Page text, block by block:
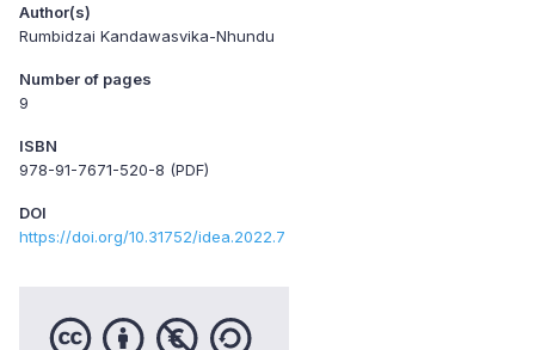
Author(s)
Rumbidzai Kandawasvika-Nhundu
Number of pages
9
ISBN
978-91-7671-520-8 (PDF)
DOI
https://doi.org/10.31752/idea.2022.7